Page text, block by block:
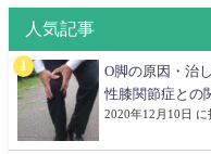
人気記事
O脚の原因・治
性膝関節症との
2020年12月10日 に